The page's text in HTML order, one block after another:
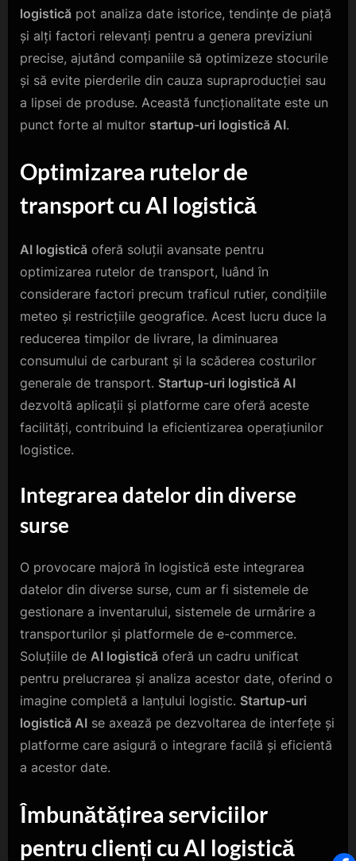
logistică pot analiza date istorice, tendințe de piață
și alți factori relevanți pentru a genera previziuni
precise, ajutând companiile să optimizeze stocurile
și să evite pierderile din cauza supraproducției sau
a lipsei de produse. Această funcționalitate este un
punct forte al multor startup-uri logistică AI.
Optimizarea rutelor de
transport cu AI logistică
AI logistică oferă soluții avansate pentru
optimizarea rutelor de transport, luând în
considerare factori precum traficul rutier, condițiile
meteo și restricțiile geografice. Acest lucru duce la
reducerea timpilor de livrare, la diminuarea
consumului de carburant și la scăderea costurilor
generale de transport. Startup-uri logistică AI
dezvoltă aplicații și platforme care oferă aceste
facilități, contribuind la eficientizarea operațiunilor
logistice.
Integrarea datelor din diverse
surse
O provocare majoră în logistică este integrarea
datelor din diverse surse, cum ar fi sistemele de
gestionare a inventarului, sistemele de urmărire a
transporturilor și platformele de e-commerce.
Soluțiile de AI logistică oferă un cadru unificat
pentru prelucrarea și analiza acestor date, oferind o
imagine completă a lanțului logistic. Startup-uri
logistică AI se axează pe dezvoltarea de interfețe și
platforme care asigură o integrare facilă și eficientă
a acestor date.
Îmbunătățirea serviciilor
pentru clienți cu AI logistică